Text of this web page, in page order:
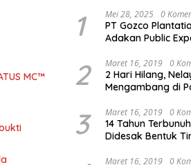
MC™
1 Mei 28, 2025 0
PT Gozco
Adakan Public
2 Maret 16, 2019 0
2 Hari Hilang,
Mengambang di
3 Maret 16, 2019 0
14 Tahun
Didesak Bentuk
Maret 16, 2019 0